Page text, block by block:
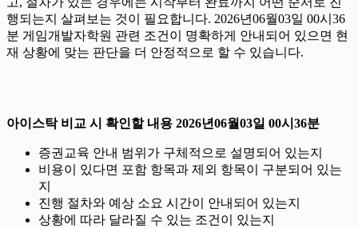
행되는지 살펴보는 것이 필요합니다. 2026년06월03일 00시36
분 게임개발자학원 관련 조건이 명확하게 안내되어 있으면 현
재 상황에 맞는 판단을 더 안정적으로 할 수 있습니다.
아이스탁 비교 시 확인할 내용 2026년06월03일 00시36분
증권교육 안내 범위가 구체적으로 설명되어 있는지
비용이 있다면 포함 항목과 제외 항목이 구분되어 있는
지
진행 절차와 예상 소요 시간이 안내되어 있는지
상황에 따라 달라질 수 있는 조건이 있는지